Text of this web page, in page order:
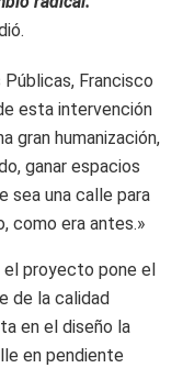
Francisco
esta intervención
gran humanización,
ganar espacios
sea una calle para
como era antes.»
proyecto pone el
de la calidad
en el diseño la
en pendiente